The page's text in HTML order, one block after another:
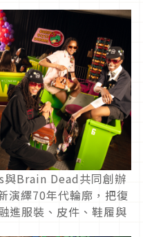
Brain Dead共同創辦
演繹70年代輪廓，把復
進服裝、皮件、鞋履與